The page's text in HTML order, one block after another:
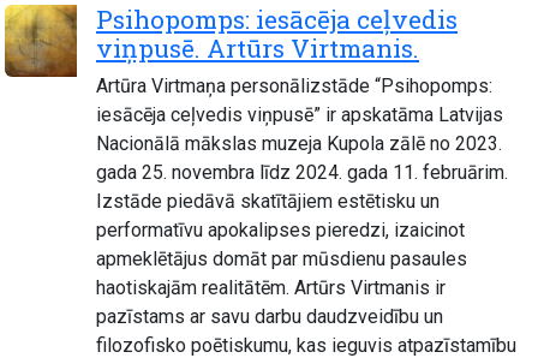
Psihopomps: iesācēja ceļvedis
viņpusē. Artūrs Virtmanis.
Artūra Virtmaņa personālizstāde “Psihopomps:
iesācēja ceļvedis viņpusē” ir apskatāma Latvijas
Nacionālā mākslas muzeja Kupola zālē no 2023.
gada 25. novembra līdz 2024. gada 11. februārim.
Izstāde piedāvā skatītājiem estētisku un
performatīvu apokalipses pieredzi, izaicinot
apmeklētājus domāt par mūsdienu pasaules
haotiskajām realitātēm. Artūrs Virtmanis ir
pazīstams ar savu darbu daudzveidību un
filozofisko poētiskumu, kas ieguvis atpazīstamību